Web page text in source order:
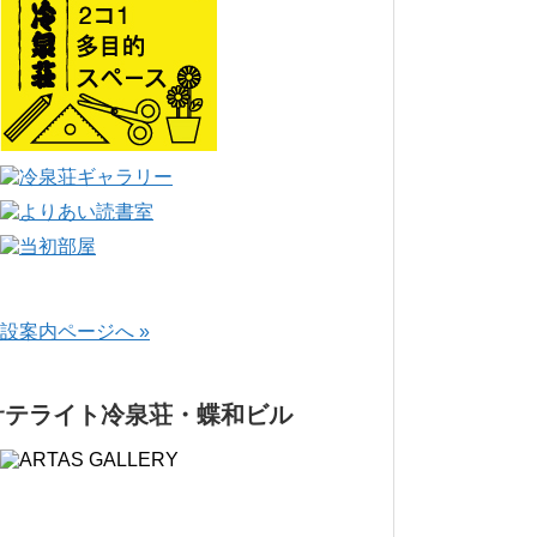
案内ページへ »
テライト冷泉荘・蝶和ビル